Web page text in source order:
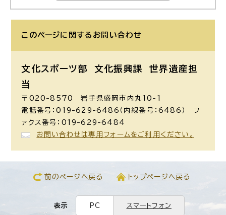
このページに関する お問い合わせ
文化スポーツ部 文化振興課
世界遺産担
当
〒020-8570 岩手県盛岡市内丸10-1
電話番号：019-629-6486（内線番号：6486） フ
ァクス番号：019-629-6484
お問い合わせは専用フォームをご利用ください。
前のページへ戻る トップページへ戻る
表示 PC スマートフォン